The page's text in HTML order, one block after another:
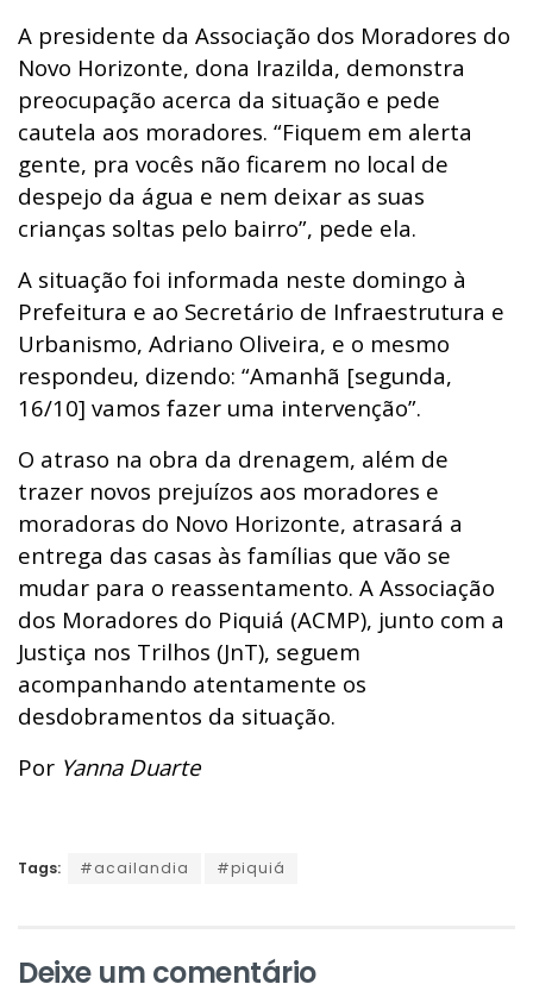
A presidente da Associação dos Moradores do
Novo Horizonte, dona Irazilda, demonstra
preocupação acerca da situação e pede
cautela aos moradores. “Fiquem em alerta
gente, pra vocês não ficarem no local de
despejo da água e nem deixar as suas
crianças soltas pelo bairro”, pede ela.
A situação foi informada neste domingo à
Prefeitura e ao Secretário de Infraestrutura e
Urbanismo, Adriano Oliveira, e o mesmo
respondeu, dizendo: “Amanhã [segunda,
16/10] vamos fazer uma intervenção”.
O atraso na obra da drenagem, além de
trazer novos prejuízos aos moradores e
moradoras do Novo Horizonte, atrasará a
entrega das casas às famílias que vão se
mudar para o reassentamento. A Associação
dos Moradores do Piquiá (ACMP), junto com a
Justiça nos Trilhos (JnT), seguem
acompanhando atentamente os
desdobramentos da situação.
Por Yanna Duarte
Tags: #acailandia #piquiá
Deixe um comentário